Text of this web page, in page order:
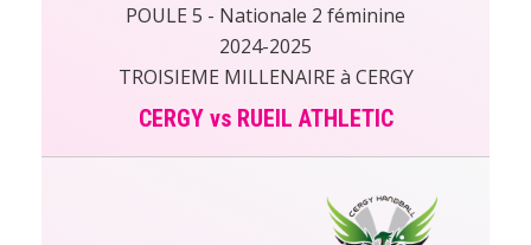
POULE 5 - Nationale 2 féminine
2024-2025
TROISIEME MILLENAIRE à CERGY
CERGY vs RUEIL ATHLETIC